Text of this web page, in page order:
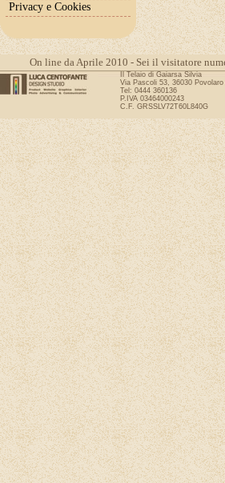
Privacy e Cookies
On line da Aprile 2010 - Sei il visitatore
Il Telaio di Gaiarsa Silvia
Via Pascoli 53, 36030 Povolaro
Tel: 0444 360136
P.IVA 03464000243
C.F. GRSSLV72T60L840G